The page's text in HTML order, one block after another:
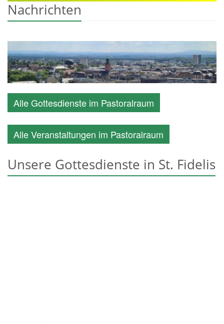
Nachrichten
Alle Gottesdienste im Pastoralraum
Alle Veranstaltungen im Pastoralraum
Unsere Gottesdienste in St. Fidelis